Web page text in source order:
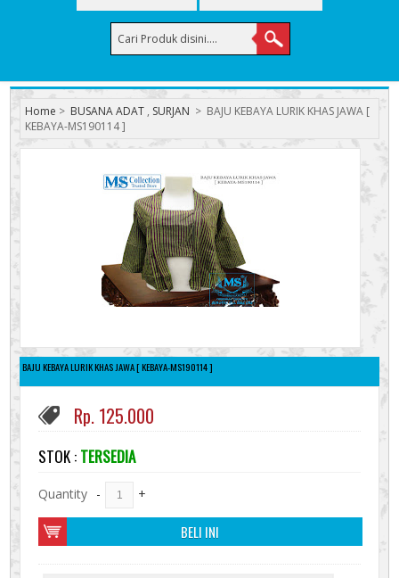
Home > BUSANA ADAT , SURJAN > BAJU KEBAYA LURIK KHAS JAWA [
KEBAYA-MS190114 ]
BAJU KEBAYA LURIK KHAS JAWA [ KEBAYA-MS190114 ]
Rp. 125.000
STOK : TERSEDIA
Quantity - +
BELI INI